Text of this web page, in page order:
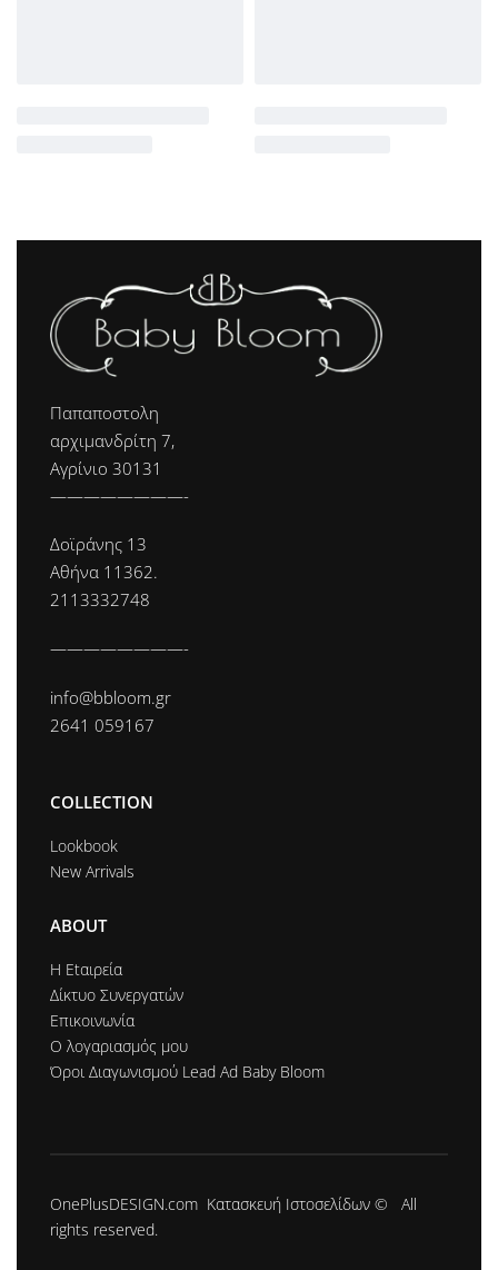
Παπαποστολη
αρχιμανδρίτη 7,
Αγρίνιο 30131
————————-
Δοϊράνης 13
Αθήνα 11362.
2113332748
————————-
info@bbloom.gr
2641 059167
COLLECTION
Lookbook
New Arrivals
ABOUT
Η Εtαιρεία
Δίκτυο Συνεργατών
Επικοινωνία
Ο λογαριασμός μου
Όροι Διαγωνισμού Lead Ad Baby Bloom
OnePlusDESIGN.com Κατασκευή Ιστοσελίδων © All
rights reserved.